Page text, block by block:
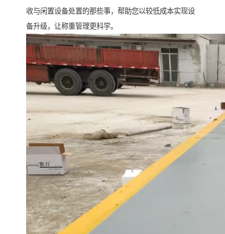
收与闲置设备处置的那些事，帮助您以较低成本实现设
备升级，让称重管理更科学。